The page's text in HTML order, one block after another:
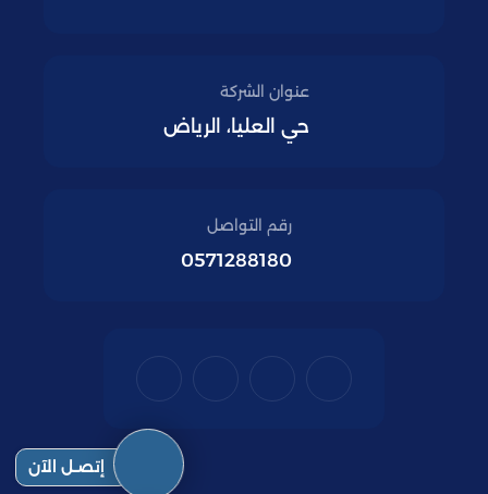
عنوان الشركة
حي العليا، الرياض
رقم التواصل
0571288180
إتصـل الآن